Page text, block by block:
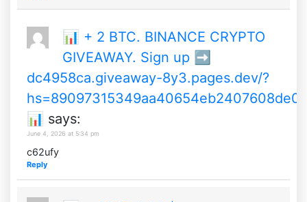
📊 + 2 BTC. BINANCE CRYPTO
GIVEAWAY. Sign up ➡️
dc4958ca.giveaway-8y3.pages.dev/?
📊 says:
June 4, 2026 at 5:34 pm
c62ufy
Reply